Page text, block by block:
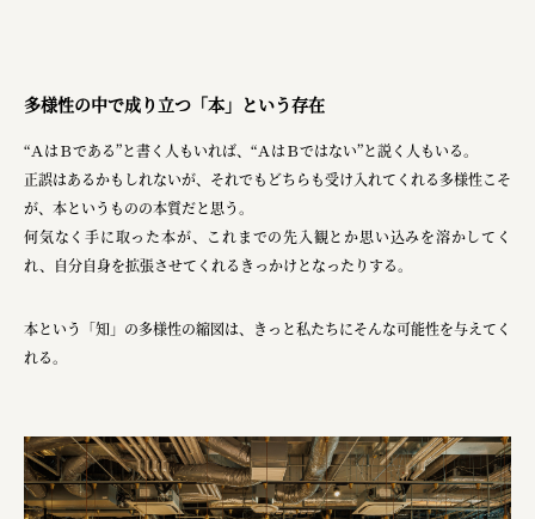
株式会社ニューテックシンセイ
PALAB
株式会社ドリームプラザ
GOEMON
株式会社 マツバラ
アトラス化成
株式会社 中日ステンドアート
多様性の中で成り立つ「本」という存在
“ＡはＢである”と書く人もいれば、“ＡはＢではない”と説く人もいる。
正誤はあるかもしれないが、それでもどちらも受け入れてくれる多様性こそ
が、本というものの本質だと思う。
何気なく手に取った本が、これまでの先入観とか思い込みを溶かしてく
れ、自分自身を拡張させてくれるきっかけとなったりする。
本という「知」の多様性の縮図は、きっと私たちにそんな可能性を与えてく
れる。